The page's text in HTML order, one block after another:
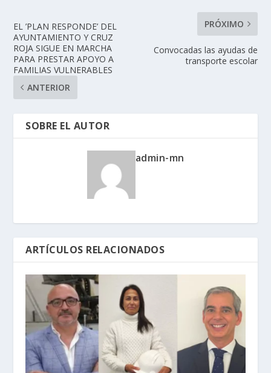
EL ’PLAN RESPONDE’ DEL
AYUNTAMIENTO Y CRUZ
ROJA SIGUE EN MARCHA
PARA PRESTAR APOYO A
FAMILIAS VULNERABLES
ANTERIOR
PRÓXIMO
Convocadas las ayudas de
transporte escolar
SOBRE EL AUTOR
admin-mn
ARTÍCULOS RELACIONADOS